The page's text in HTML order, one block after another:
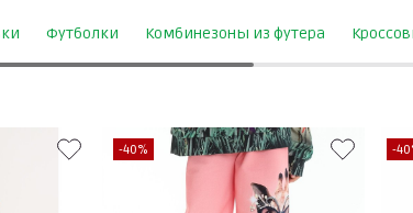
Футболки Комбинезоны из футера
-40% -